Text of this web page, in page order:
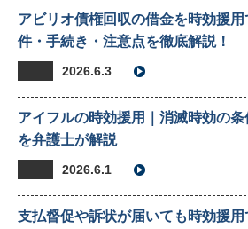
アビリオ債権回収の借金を時効援
件・手続き・注意点を徹底解説！
2026.6.3
アイフルの時効援用｜消滅時効の
を弁護士が解説
2026.6.1
支払督促や訴状が届いても時効援